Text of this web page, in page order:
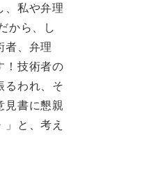
、私や弁理
から、し
者、弁理
！技術者の
るわれ、そ
見書に懇親
と、考え